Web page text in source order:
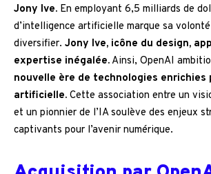
Jony Ive. En employant 6,5 milliards de
d’intelligence artificielle marque sa
diversifier. Jony Ive, icône du design,
expertise inégalée. Ainsi, OpenAI
nouvelle ère de technologies enrichies
artificielle. Cette association entre un
et un pionnier de l’IA soulève des enjeux
captivants pour l’avenir numérique.